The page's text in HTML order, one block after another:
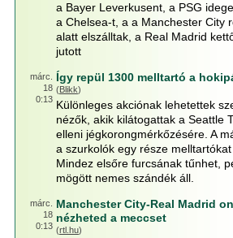
a Bayer Leverkusent, a PSG
a Chelsea-t, a a Manchester City
alatt elszálltak, a Real Madrid
jutott
márc.
18
0:13
Így repül 1300 melltartó a
(Blikk)
Különleges akciónak lehetettek
nézők, akik kilátogattak a Seattle
elleni jégkorongmérkőzésére. A
a szurkolók egy része melltartókat
Mindez elsőre furcsának tűnhet,
mögött nemes szándék áll.
márc.
18
0:13
Manchester City-Real Madrid
nézheted a meccset
(rtl.hu)